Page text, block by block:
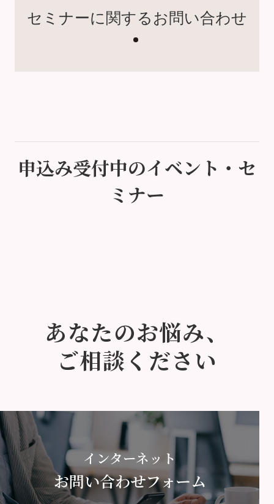
セミナーに関するお問い合わせ
申込み受付中のイベント・セ
ミナー
あなたのお悩み、
ご相談ください
インターネット
お問い合わせフォーム